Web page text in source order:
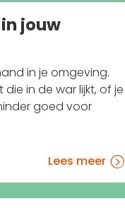
jouw
in je omgeving.
in de war lijkt, of je
goed voor
=
Lees meer